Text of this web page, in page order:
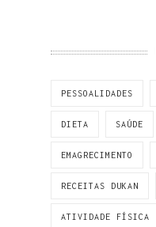
PESSOALIDADES
DIETA SAÚDE
EMAGRECIMENTO
RECEITAS DUKAN
ATIVIDADE FÍSICA